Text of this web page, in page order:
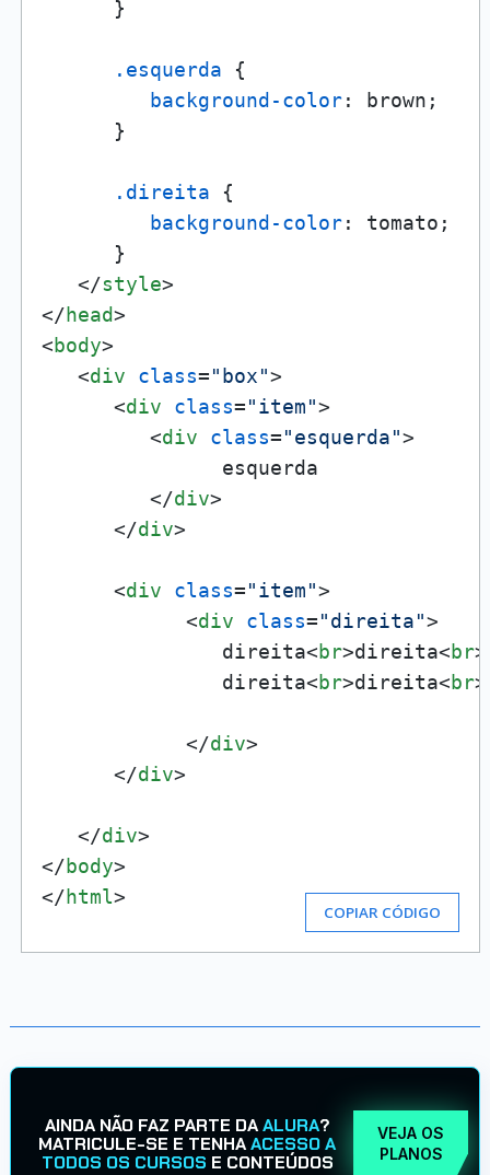
      }
.esquerda {
background-color: brown;
      }
.direita {
background-color: tomato;
      }
</style>
</head>
<body>
<div class="box">
<div class="item">
<div class="esquerda">
               esquerda
</div>
</div>
<div class="item">
<div class="direita">
               direita
<br>direita<br>
               direita
<br>direita<br>
</div>
</div>
</div>
</body>
</html>
COPIAR CÓDIGO
AINDA NÃO FAZ PARTE DAALURA?
MATRICULE-SE E TENHAACESSO A
TODOS OS CURSOS E CONTEÚDOS
VEJA OS
PLANOS